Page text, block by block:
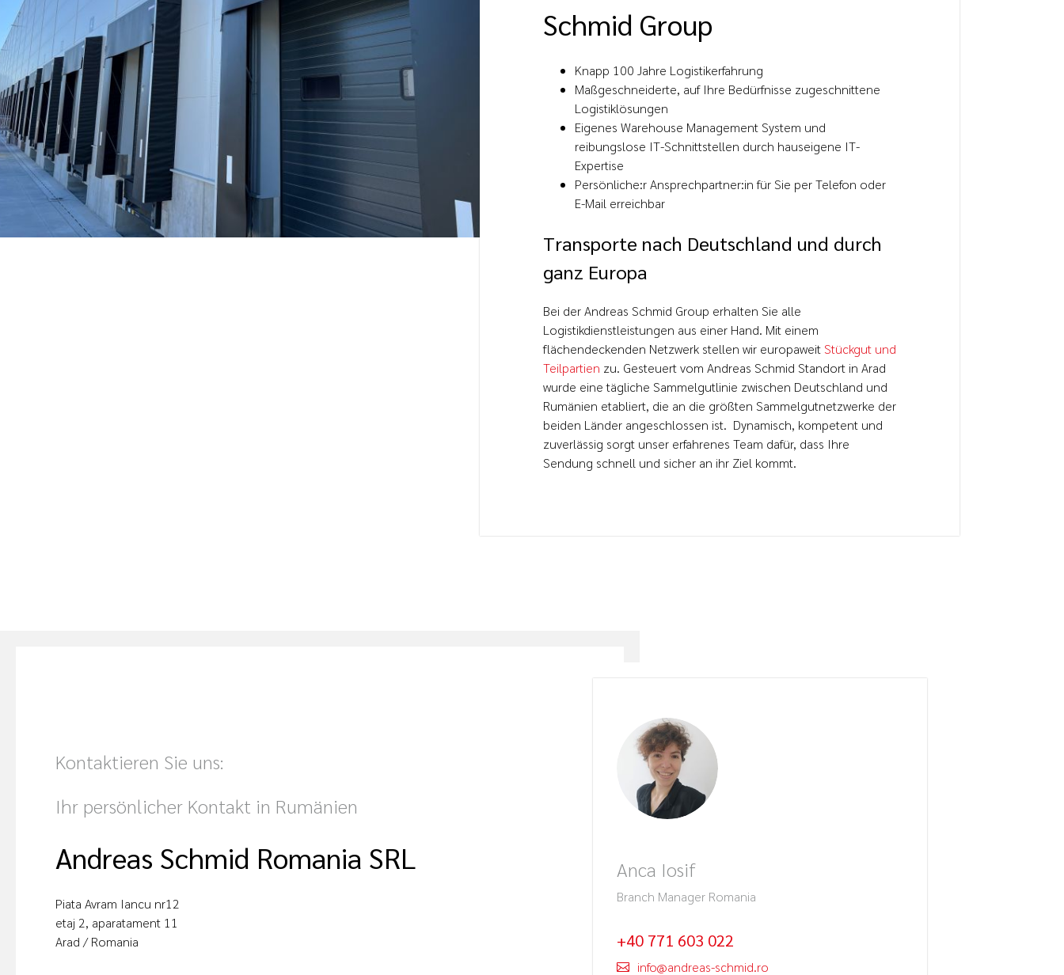
Schmid Group​
Knapp 100 Jahre Logistikerfahrung
Maßgeschneiderte, auf Ihre Bedürfnisse zugeschnittene
Logistiklösungen
Eigenes Warehouse Management System und
reibungslose IT-Schnittstellen durch hauseigene IT-
Expertise
Persönliche:r Ansprechpartner:in für Sie per Telefon oder
E-Mail erreichbar
Transporte nach Deutschland und durch
ganz Europa​
Bei der Andreas Schmid Group erhalten Sie alle
Logistikdienstleistungen aus einer Hand. Mit einem
flächendeckenden Netzwerk stellen wir europaweit Stückgut und
Teilpartien zu. Gesteuert vom Andreas Schmid Standort in Arad
wurde eine tägliche Sammelgutlinie zwischen Deutschland und
Rumänien etabliert, die an die größten Sammelgutnetzwerke der
beiden Länder angeschlossen ist. Dynamisch, kompetent und
zuverlässig sorgt unser erfahrenes Team dafür, dass Ihre
Sendung schnell und sicher an ihr Ziel kommt.
Kontaktieren Sie uns:
Ihr persönlicher Kontakt in Rumänien
Andreas Schmid Romania SRL
Piata Avram Iancu nr12
etaj 2, aparatament 11
Arad / Romania
Anca Iosif
Branch Manager Romania
+40 771 603 022
info@andreas-schmid.ro